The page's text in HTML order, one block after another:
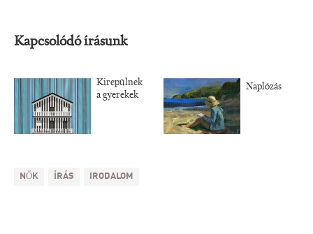
Kapcsolódó írásunk
Kirepülnek
a gyerekek
Naplózás
NŐK ÍRÁS IRODALOM